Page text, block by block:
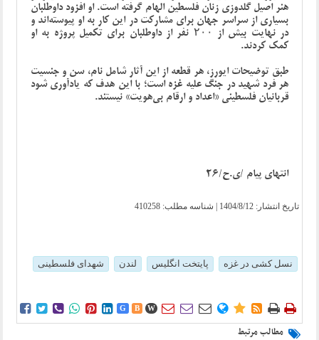
هنر اصیل گلدوزی زنان فلسطین الهام گرفته است. او افزود داوطلبان
بسیاری از سراسر جهان برای مشارکت در این کار به او پیوسته‌اند و
در نهایت بیش از ۲۰۰ نفر از داوطلبان برای تکمیل پروژه به او
کمک کردند.
طبق توضیحات ایورز، هر قطعه از این آثار شامل نام، سن و جنسیت
هر فرد شهید در جنگ علیه غزه است؛ با این هدف که یادآوری شود
قربانیان فلسطینی «اعداد و ارقام بی‌هویت» نیستند.
انتهای پیام /ی.ح/26
تاریخ انتشار: 1404/8/12 | شناسه مطلب: 410258
نسل کشی در غزه پایتخت انگلیس لندن شهدای فلسطینی
      G B W        
مطالب مرتبط